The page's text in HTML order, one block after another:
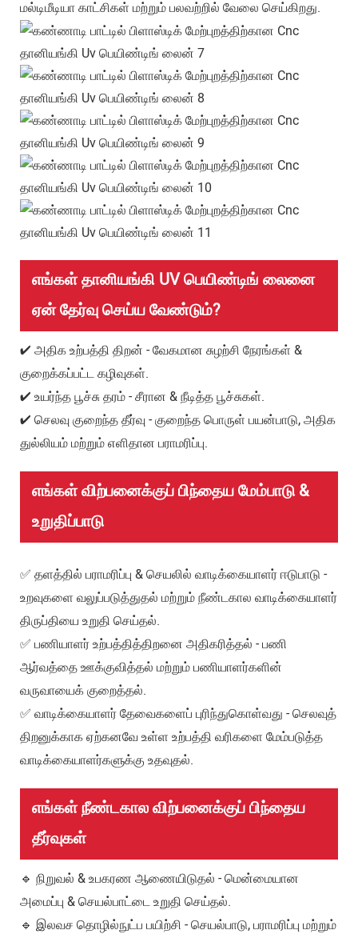
மல்டிமீடியா காட்சிகள் மற்றும் பலவற்றில் வேலை செய்கிறது.
எங்கள் தானியங்கி UV பெயிண்டிங் லைனை
ஏன் தேர்வு செய்ய வேண்டும்?
✔ அதிக உற்பத்தி திறன் - வேகமான சுழற்சி நேரங்கள் &
குறைக்கப்பட்ட கழிவுகள்.
✔ உயர்ந்த பூச்சு தரம் - சீரான & நீடித்த பூச்சுகள்.
✔ செலவு குறைந்த தீர்வு - குறைந்த பொருள் பயன்பாடு, அதிக
துல்லியம் மற்றும் எளிதான பராமரிப்பு.
எங்கள் விற்பனைக்குப் பிந்தைய மேம்பாடு &
உறுதிப்பாடு
✅ தளத்தில் பராமரிப்பு & செயலில் வாடிக்கையாளர் ஈடுபாடு -
உறவுகளை வலுப்படுத்துதல் மற்றும் நீண்டகால வாடிக்கையாளர்
திருப்தியை உறுதி செய்தல்.
✅ பணியாளர் உற்பத்தித்திறனை அதிகரித்தல் - பணி
ஆர்வத்தை ஊக்குவித்தல் மற்றும் பணியாளர்களின்
வருவாயைக் குறைத்தல்.
✅ வாடிக்கையாளர் தேவைகளைப் புரிந்துகொள்வது - செலவுத்
திறனுக்காக ஏற்கனவே உள்ள உற்பத்தி வரிகளை மேம்படுத்த
வாடிக்கையாளர்களுக்கு உதவுதல்.
எங்கள் நீண்டகால விற்பனைக்குப் பிந்தைய
தீர்வுகள்
🔹 நிறுவல் & உபகரண ஆணையிடுதல் - மென்மையான
அமைப்பு & செயல்பாட்டை உறுதி செய்தல்.
🔹 இலவச தொழில்நுட்ப பயிற்சி - செயல்பாடு, பராமரிப்பு மற்றும்